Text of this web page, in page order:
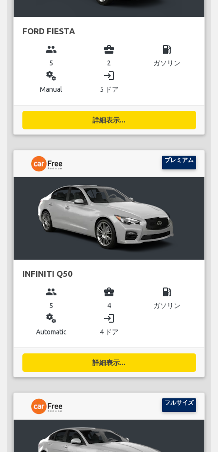
FORD FIESTA
group
5
business_center
2
local_gas_station
ガソリン
miscellaneous_services
Manual
login
5 ドア
詳細表示...
プレミアム
INFINITI Q50
group
5
business_center
4
local_gas_station
ガソリン
miscellaneous_services
Automatic
login
4 ドア
詳細表示...
フルサイズ